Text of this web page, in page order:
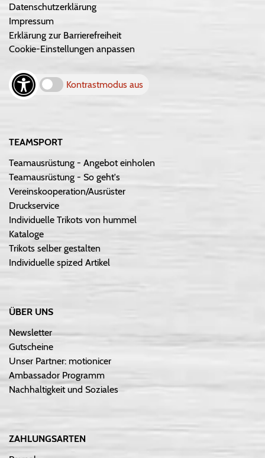
Datenschutzerklärung
Impressum
Erklärung zur Barrierefreiheit
Cookie-Einstellungen anpassen
Kontrastmodus aus
TEAMSPORT
Teamausrüstung - Angebot einholen
Teamausrüstung - So geht's
Vereinskooperation/Ausrüster
Druckservice
Individuelle Trikots von hummel
Kataloge
Trikots selber gestalten
Individuelle spized Artikel
ÜBER UNS
Newsletter
Gutscheine
Unser Partner: motionicer
Ambassador Programm
Nachhaltigkeit und Soziales
ZAHLUNGSARTEN